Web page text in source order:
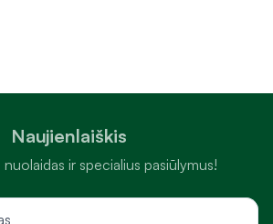
Naujienlaiškis
ir specialius pasiūlymus!